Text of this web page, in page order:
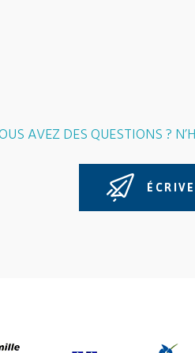
AVEZ DES QUESTIONS ?